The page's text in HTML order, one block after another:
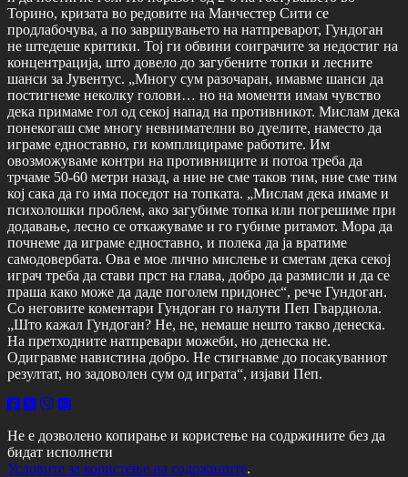
Торино, кризата во редовите на Манчестер Сити се
продлабочува, а по завршувањето на натпреварот, Гундоган
не штедеше критики. Тој ги обвини соиграчите за недостиг на
концентрација, што довело до загубените топки и лесните
шанси за Јувентус. „Многу сум разочаран, имавме шанси да
постигнеме неколку голови… но на моменти имам чувство
дека примаме гол од секој напад на противникот. Мислам дека
понекогаш сме многу невнимателни во дуелите, наместо да
играме едноставно, ги комплицираме работите. Им
овозможуваме контри на противниците и потоа треба да
трчаме 50-60 метри назад, а ние не сме таков тим, ние сме тим
кој сака да го има поседот на топката. „Мислам дека имаме и
психолошки проблем, ако загубиме топка или погрешиме при
додавање, лесно се откажуваме и го губиме ритамот. Мора да
почнеме да играме едноставно, и полека да ја вратиме
самодовербата. Ова е мое лично мислење и сметам дека секој
играч треба да стави прст на глава, добро да размисли и да се
праша како може да даде поголем придонес“, рече Гундоган.
Со неговите коментари Гундоган го налути Пеп Гвардиола.
„Што кажал Гундоган? Не, не, немаше нешто такво денеска.
На претходните натпревари можеби, но денеска не.
Одигравме навистина добро. Не стигнавме до посакуваниот
резултат, но задоволен сум од играта“, изјави Пеп.
Не е дозволено копирање и користење на содржините без да
бидат исполнети
Условите за користење на содржините.